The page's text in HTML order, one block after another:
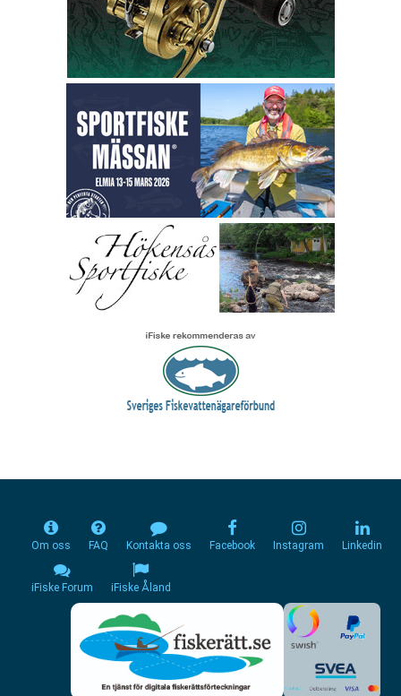
Om oss FAQ Kontakta oss Facebook Instagram Linkedin
iFiske Forum iFiske Åland